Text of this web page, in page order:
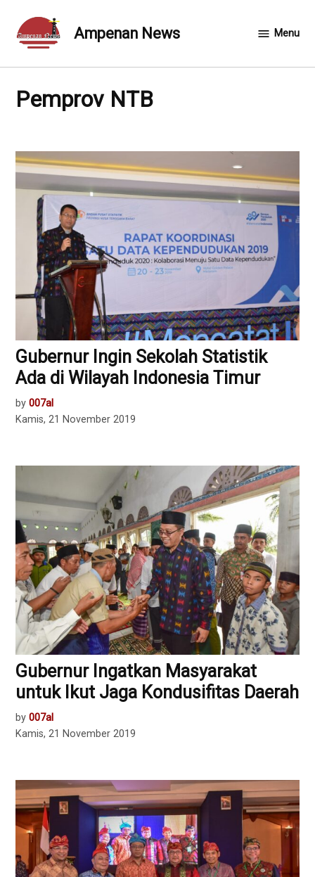
content
Ampenan News Menu
Pemprov NTB
Gubernur Ingin Sekolah Statistik
Ada di Wilayah Indonesia Timur
by 007al
Kamis, 21 November 2019
Gubernur Ingatkan Masyarakat
untuk Ikut Jaga Kondusifitas Daerah
by 007al
Kamis, 21 November 2019